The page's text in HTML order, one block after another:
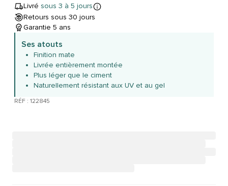
Livré sous 3 à 5 jours
Retours sous 30 jours
Garantie 5 ans
Ses atouts
Finition mate
Livrée entièrement montée
Plus léger que le ciment
Naturellement résistant aux UV et au gel
RÉF : 122845